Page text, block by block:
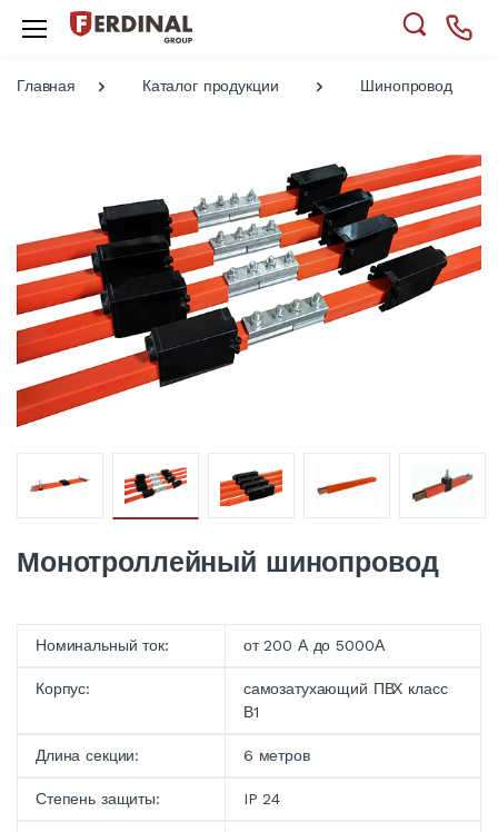
Главная Каталог продукции Шинопровод
Монотроллейный шинопровод
Номинальный ток: от 200 А до 5000А
Корпус:
самозатухающий ПВХ класс
В1
Длина секции: 6 метров
Степень защиты: IP 24